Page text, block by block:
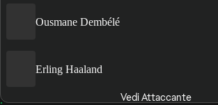
Ousmane Dembélé
Erling Haaland
Vedi Attaccante